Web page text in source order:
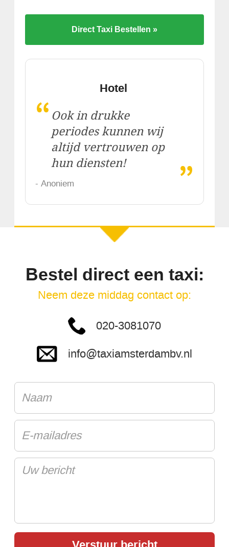
Direct Taxi Bestellen »
Hotel
“ Ook in drukke
periodes kunnen wij
altijd vertrouwen op
hun diensten!
„
- Anoniem
Bestel direct een taxi:
Neem deze middag contact op:
020-3081070
info@taxiamsterdambv.nl